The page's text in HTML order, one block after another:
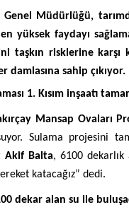
Müdürlüğü,
yüksek faydayı
taşkın risklerine karşı
sahip çıkıyor.
1. Kısım inşaatı
Mansap Ovaları
Sulama projesini
Akif Balta, 6100 dekarlık
katacağız” dedi.
dekar alan su ile